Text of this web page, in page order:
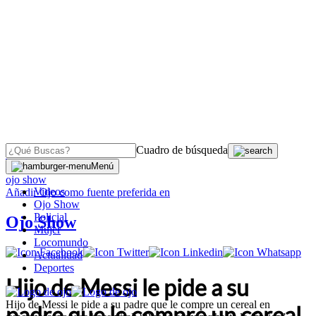
Cuadro de búsqueda
Menú
Videos
Ojo Show
Policial
Mujer
Locomundo
Actualidad
Deportes
Hijo de Messi le pide a su padre que le compre un cereal en
OJO
ojo show
AñadirOjocomo fuente preferida en
Ojo Show
Hijo de Messi le pide a su